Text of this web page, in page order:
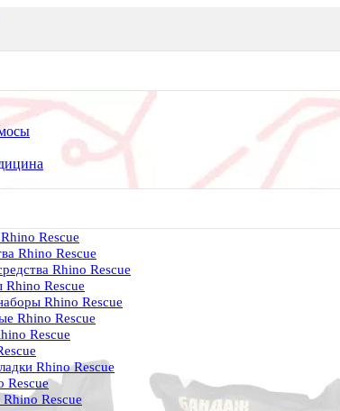
Rescue
Rhino Rescue
Rhino Rescue
Rhino Rescue
Rhino Rescue
Rhino Rescue
Rescue
Rhino Rescue
Rescue
Rescue